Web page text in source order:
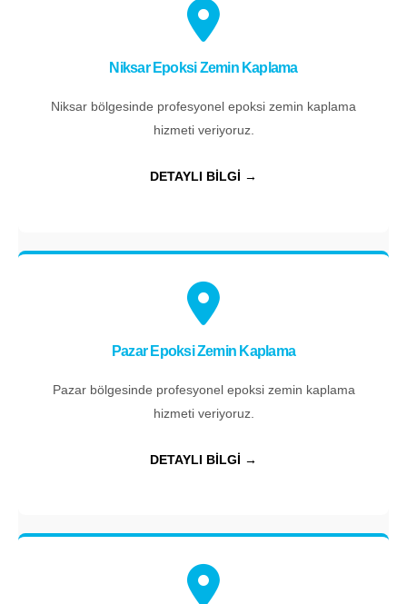
Niksar Epoksi Zemin Kaplama
Niksar bölgesinde profesyonel epoksi zemin kaplama
hizmeti veriyoruz.
DETAYLI BİLGİ →
Pazar Epoksi Zemin Kaplama
Pazar bölgesinde profesyonel epoksi zemin kaplama
hizmeti veriyoruz.
DETAYLI BİLGİ →